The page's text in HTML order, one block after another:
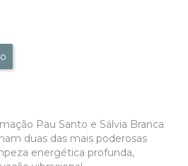
Pau Santo e Sálvia Branca
duas das mais poderosas
energética profunda,